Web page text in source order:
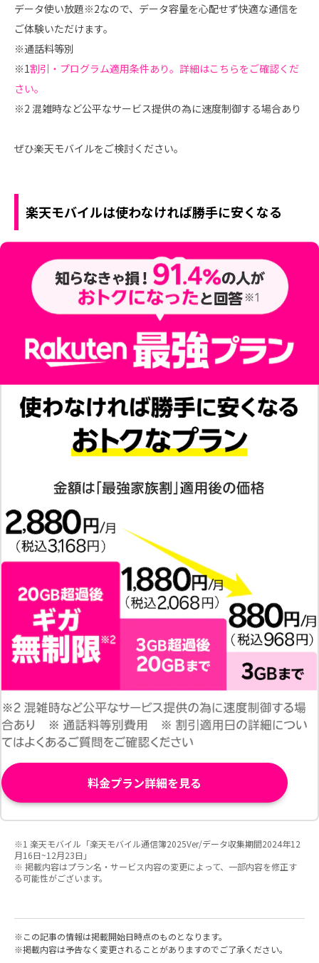
データ使い放題※2なので、データ容量を心配せず快適な通信を
ご体験いただけます。
※通話料等別
※1割引・プログラム適用条件あり。詳細はこちらをご確認くだ
さい。
※2 混雑時など公平なサービス提供の為に速度制御する場合あり
ぜひ楽天モバイルをご検討ください。
楽天モバイルは使わなければ勝手に安くなる
料金プラン詳細を見る
※1 楽天モバイル「楽天モバイル通信簿2025Ver/データ収集期間2024年12
月16日~12月23日」
※ 掲載内容はプラン名・サービス内容の変更によって、一部内容を修正す
る可能性がございます。
この記事の情報は掲載開始日時点のものとなります。
掲載内容は予告なく変更されることがありますのでご了承ください。